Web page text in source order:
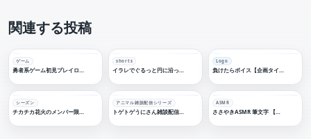
関連する投稿
ゲーム
勇者系ゲーム初見プレイロゴ【フリー素材・サムネ素材】
shorts
イラレでぐるっと円に沿って文字
Logo
負けたらボイス【企画タイトルロゴ・フリー素材】
シーズン
チカチカ花火のメンバー限定【フリー素材・サムネ素材】
アニマル雑談配信シリーズ
トゲトゲうにさん雑談配信ロゴ【フリー素材・サムネ素材】
ASMR
ささやきASMR 筆文字 【フリー素材・サムネ素材】睡眠導入